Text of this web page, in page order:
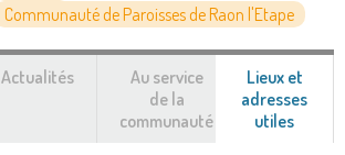
Communauté de Paroisses de Raon l'Etape
Actualités
Au service
de la
communauté
Lieux et
adresses
utiles
actif)